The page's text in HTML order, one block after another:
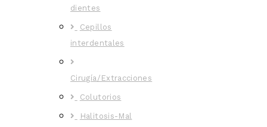
dientes
Cepillos
interdentales
Cirugía/Extracciones
Colutorios
Halitosis-Mal